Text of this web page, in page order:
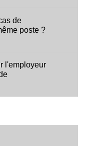
de
poste ?
l'employeur